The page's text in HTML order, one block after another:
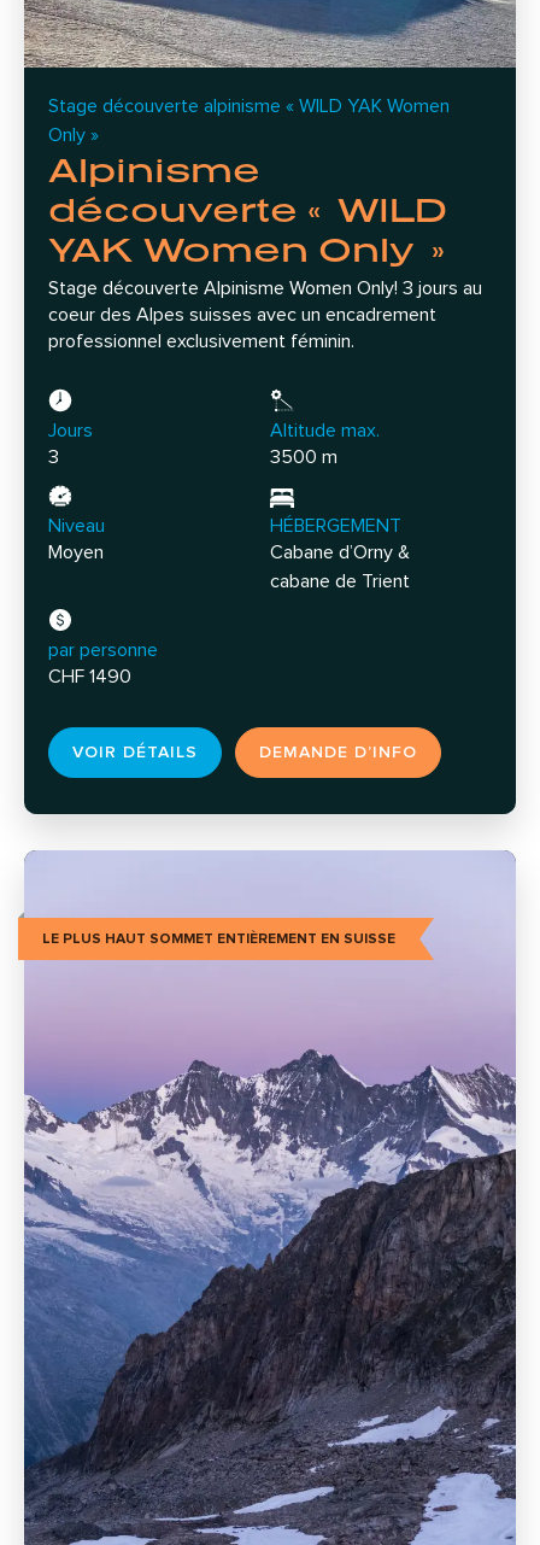
Stage découverte alpinisme « WILD YAK Women
Only »
Alpinisme
découverte « WILD
YAK Women Only »
Stage découverte Alpinisme Women Only! 3 jours au
coeur des Alpes suisses avec un encadrement
professionnel exclusivement féminin.
Jours
3
Altitude max.
3500 m
Niveau
Moyen
HÉBERGEMENT
Cabane d’Orny &
cabane de Trient
par personne
CHF 1490
VOIR DÉTAILS DEMANDE D’INFO
LE PLUS HAUT SOMMET ENTIÈREMENT EN SUISSE